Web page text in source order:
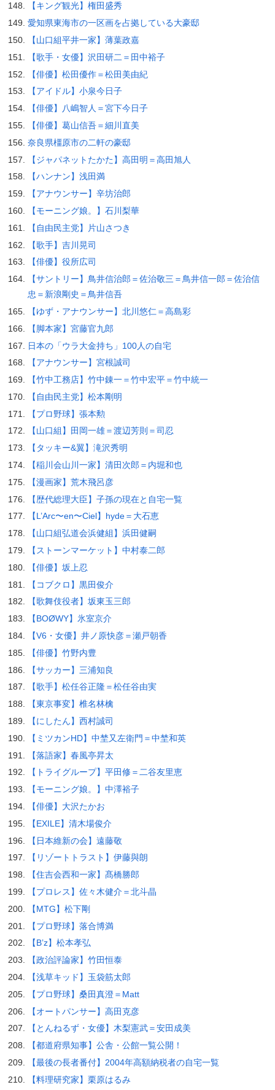
【キング観光】権田盛秀
愛知県東海市の一区画を占拠している大豪邸
【山口組平井一家】薄葉政嘉
【歌手・女優】沢田研二＝田中裕子
【俳優】松田優作＝松田美由紀
【アイドル】小泉今日子
【俳優】八嶋智人＝宮下今日子
【俳優】葛山信吾＝細川直美
奈良県橿原市の二軒の豪邸
【ジャパネットたかた】高田明＝高田旭人
【ハンナン】浅田満
【アナウンサー】辛坊治郎
【モーニング娘。】石川梨華
【自由民主党】片山さつき
【歌手】吉川晃司
【俳優】役所広司
【サントリー】鳥井信治郎＝佐治敬三＝鳥井信一郎＝佐治信
忠＝新浪剛史＝鳥井信吾
【ゆず・アナウンサー】北川悠仁＝高島彩
【脚本家】宮藤官九郎
日本の「ウラ大金持ち」100人の自宅
【アナウンサー】宮根誠司
【竹中工務店】竹中錬一＝竹中宏平＝竹中統一
【自由民主党】松本剛明
【プロ野球】張本勲
【山口組】田岡一雄＝渡辺芳則＝司忍
【タッキー&翼】滝沢秀明
【稲川会山川一家】清田次郎＝内堀和也
【漫画家】荒木飛呂彦
【歴代総理大臣】子孫の現在と自宅一覧
【L’Arc〜en〜Ciel】hyde＝大石恵
【山口組弘道会浜健組】浜田健嗣
【ストーンマーケット】中村泰二郎
【俳優】坂上忍
【コブクロ】黒田俊介
【歌舞伎役者】坂東玉三郎
【BOØWY】氷室京介
【V6・女優】井ノ原快彦＝瀬戸朝香
【俳優】竹野内豊
【サッカー】三浦知良
【歌手】松任谷正隆＝松任谷由実
【東京事変】椎名林檎
【にしたん】西村誠司
【ミツカンHD】中埜又左衛門＝中埜和英
【落語家】春風亭昇太
【トライグループ】平田修＝二谷友里恵
【モーニング娘。】中澤裕子
【俳優】大沢たかお
【EXILE】清木場俊介
【日本維新の会】遠藤敬
【リゾートトラスト】伊藤與朗
【住吉会西和一家】髙橋勝郎
【プロレス】佐々木健介＝北斗晶
【MTG】松下剛
【プロ野球】落合博満
【B’z】松本孝弘
【政治評論家】竹田恒泰
【浅草キッド】玉袋筋太郎
【プロ野球】桑田真澄＝Matt
【オートパンサー】高田克彦
【とんねるず・女優】木梨憲武＝安田成美
【都道府県知事】公舎・公館一覧公開！
【最後の長者番付】2004年高額納税者の自宅一覧
【料理研究家】栗原はるみ